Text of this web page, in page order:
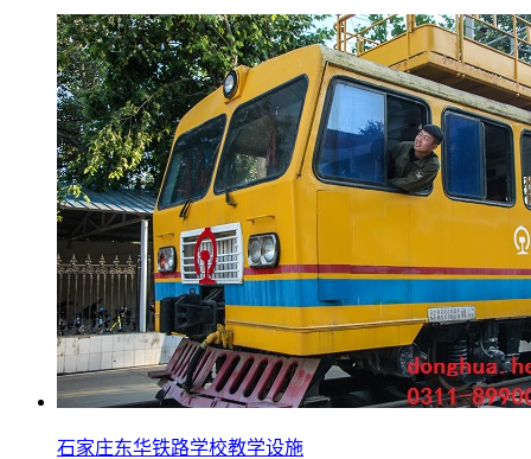
石家庄东华铁路学校教学设施